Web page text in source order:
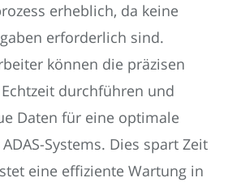
erheblich, da keine
erforderlich sind.
können die präzisen
durchführen und
Daten für eine optimale
Systems. Dies spart Zeit
eine effiziente Wartung in